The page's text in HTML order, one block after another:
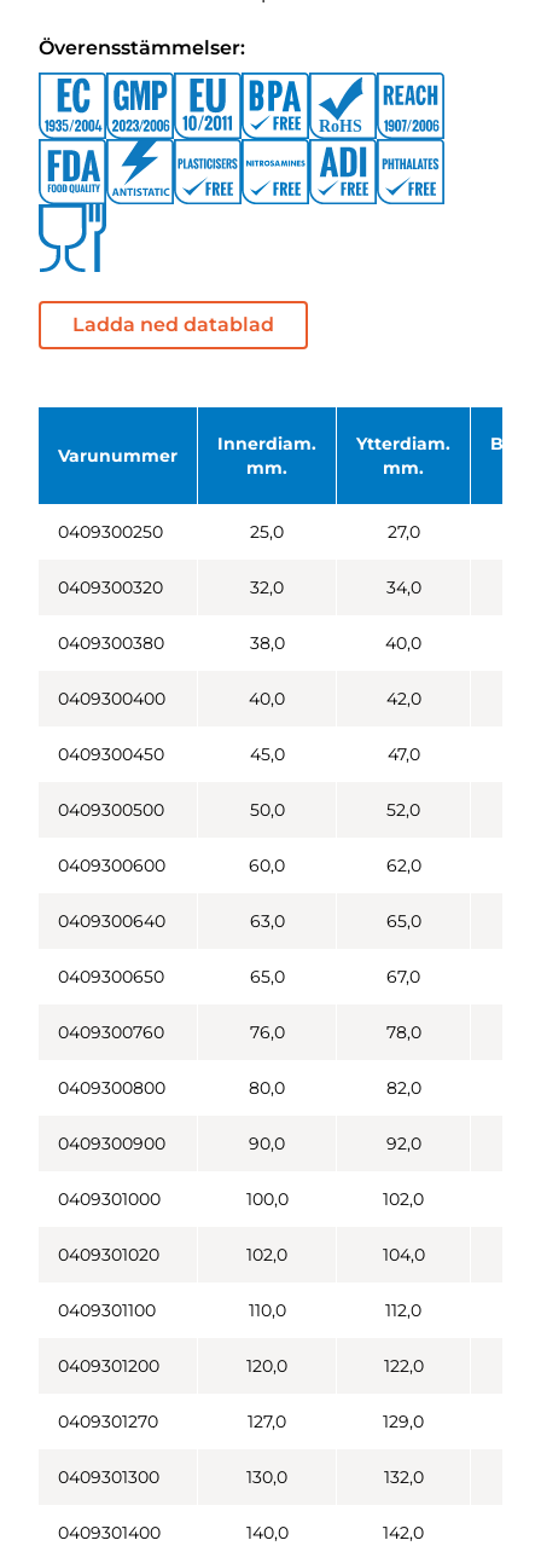
Överensstämmelser:
Ladda ned datablad
Varunummer
Innerdiam.
mm.
Ytterdiam.
mm.
0409300250 25,0 27,0
0409300320 32,0 34,0
0409300380 38,0 40,0
0409300400 40,0 42,0
0409300450 45,0 47,0
0409300500 50,0 52,0
0409300600 60,0 62,0
0409300640 63,0 65,0
0409300650 65,0 67,0
0409300760 76,0 78,0
0409300800 80,0 82,0
0409300900 90,0 92,0
0409301000 100,0 102,0
0409301020 102,0 104,0
0409301100 110,0 112,0
0409301200 120,0 122,0
0409301270 127,0 129,0
0409301300 130,0 132,0
0409301400 140,0 142,0